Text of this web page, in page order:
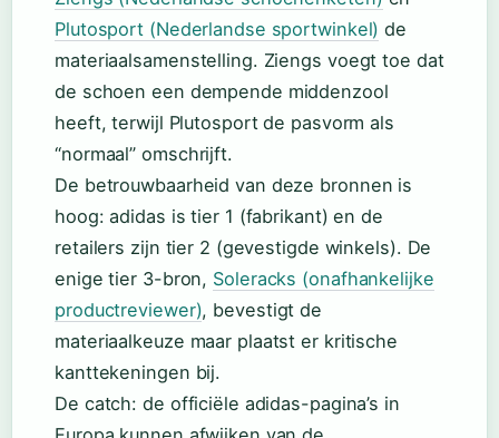
Plutosport (Nederlandse sportwinkel) de
materiaalsamenstelling. Ziengs voegt toe dat
de schoen een dempende middenzool
heeft, terwijl Plutosport de pasvorm als
“normaal” omschrijft.
De betrouwbaarheid van deze bronnen is
hoog: adidas is tier 1 (fabrikant) en de
retailers zijn tier 2 (gevestigde winkels). De
enige tier 3-bron, Soleracks (onafhankelijke
productreviewer), bevestigt de
materiaalkeuze maar plaatst er kritische
kanttekeningen bij.
De catch: de officiële adidas-pagina’s in